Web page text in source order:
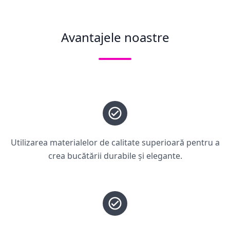
Avantajele noastre
Utilizarea materialelor de calitate superioară pentru a
crea bucătării durabile și elegante.